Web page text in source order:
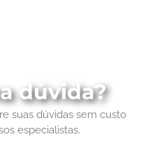
dúvida?
suas dúvidas sem custo
especialistas.